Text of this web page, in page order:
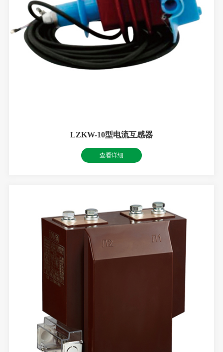
LZKW-10型电流互感器
查看详细